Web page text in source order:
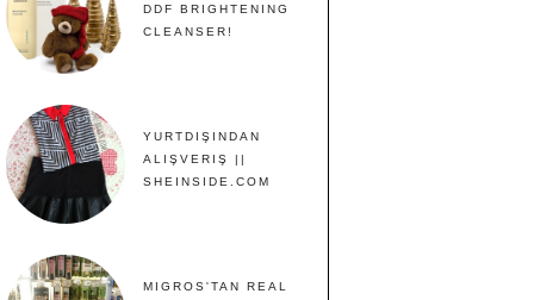
DDF BRIGHTENING
CLEANSER!
YURTDIŞINDAN
ALIŞVERIŞ ||
SHEINSIDE.COM
MIGROS'TAN REAL